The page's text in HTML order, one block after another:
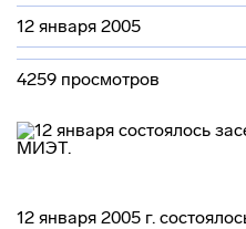
12 января 2005
4259 просмотров
12 января 2005 г.